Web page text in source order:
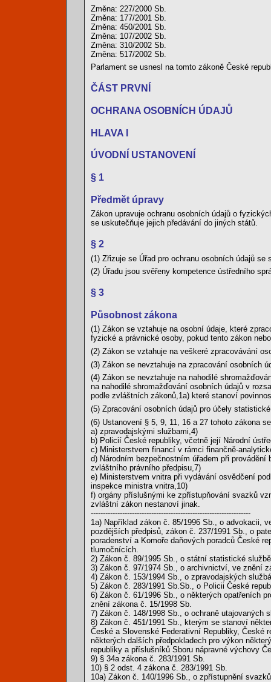
Změna: 227/2000 Sb.
Změna: 177/2001 Sb.
Změna: 450/2001 Sb.
Změna: 107/2002 Sb.
Změna: 310/2002 Sb.
Změna: 517/2002 Sb.
Parlament se usnesl na tomto zákoně České
ČÁST PRVNÍ
OCHRANA OSOBNÍCH ÚDAJŮ
HLAVA I
ÚVODNÍ USTANOVENÍ
§ 1
Předmět úpravy
Zákon upravuje ochranu osobních údajů o
se uskutečňuje jejich předávání do jiných států.
§ 2
(1) Zřizuje se Úřad pro ochranu osobních údajů se
(2) Úřadu jsou svěřeny kompetence ústředního
§ 3
Působnost zákona
(1) Zákon se vztahuje na osobní údaje, které
fyzické a právnické osoby, pokud tento zákon
(2) Zákon se vztahuje na veškeré zpracovávání
(3) Zákon se nevztahuje na zpracování osobních
(4) Zákon se nevztahuje na nahodilé
na nahodilé shromažďování osobních údajů v
podle zvláštních zákonů,1a) které stanoví
(5) Zpracování osobních údajů pro účely
(6) Ustanovení § 5, 9, 11, 16 a 27 tohoto zákona
a) zpravodajskými službami,4)
b) Policií České republiky, včetně její Národní
c) Ministerstvem financí v rámci finančně-
d) Národním bezpečnostním úřadem při
zvláštního právního předpisu,7)
e) Ministerstvem vnitra při vydávání osvědčení
inspekce ministra vnitra,10)
f) orgány příslušnými ke zpřístupňování svazků
zvláštní zákon nestanoví jinak.
------------------------------------------------------------------
1a) Například zákon č. 85/1996 Sb., o advokacii,
pozdějších předpisů, zákon č. 237/1991 Sb., o
poradenství a Komoře daňových poradců České
tlumočnících.
2) Zákon č. 89/1995 Sb., o státní statistické
3) Zákon č. 97/1974 Sb., o archivnictví, ve znění
4) Zákon č. 153/1994 Sb., o zpravodajských
5) Zákon č. 283/1991 Sb.Sb., o Policii České
6) Zákon č. 61/1996 Sb., o některých opatřeních
znění zákona č. 15/1998 Sb.
7) Zákon č. 148/1998 Sb., o ochraně
8) Zákon č. 451/1991 Sb., kterým se stanoví
České a Slovenské Federativní Republiky, České
některých dalších předpokladech pro výkon
republiky a příslušníků Sboru nápravné výchovy
9) § 34a zákona č. 283/1991 Sb.
10) § 2 odst. 4 zákona č. 283/1991 Sb.
10a) Zákon č. 140/1996 Sb., o zpřístupnění